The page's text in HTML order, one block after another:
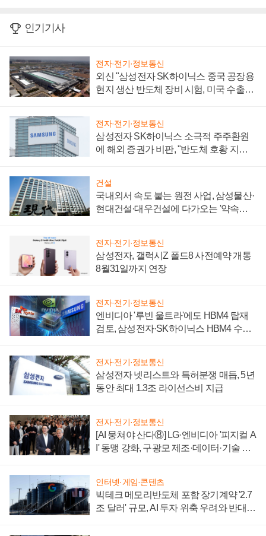
인기기사
전자·전기·정보통신
외신 "삼성전자 SK하이닉스 중국 공장용
현지 생산 반도체 장비 시험, 미국 수출통
전자·전기·정보통신
삼성전자 SK하이닉스 소극적 주주환원
에 해외 증권가 비판, "반도체 호황 지속
건설
국내외서 속도 붙는 원전 사업, 삼성물산·
현대건설·대우건설에 다가오는 '약속의
전자·전기·정보통신
삼성전자, 갤럭시Z 폴드8 사전예약 개통
8월31일까지 연장
전자·전기·정보통신
엔비디아 '루빈 울트라'에도 HBM4 탑재
검토, 삼성전자·SK하이닉스 HBM4 수율
전자·전기·정보통신
삼성전자 넷리스트와 특허분쟁 매듭, 5년
동안 최대 1.3조 라이선스비 지급
전자·전기·정보통신
[AI 뭉쳐야 산다⑧] LG·엔비디아 '피지컬 A
I' 동맹 강화, 구광모 제조·데이터·기술 결
인터넷·게임·콘텐츠
빅테크 메모리반도체 포함 장기계약 '2.7
조 달러' 규모, AI 투자 위축 우려와 반대